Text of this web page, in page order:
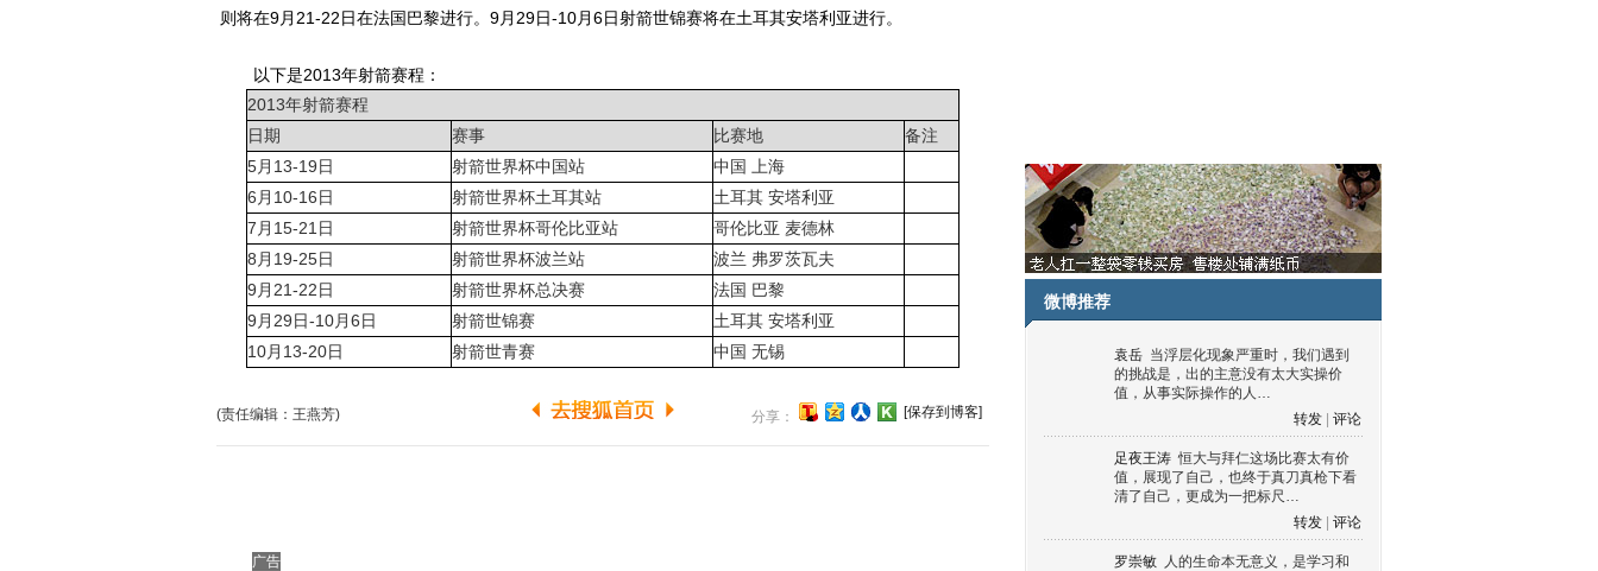
则将在9月21-22日在法国巴黎进行。9月29日-10月6日射箭世锦赛将在土耳其安塔利亚进行。
以下是2013年射箭赛程：
2013年射箭赛程
日期
赛事 比赛地
备注
5月13-19日
射箭世界杯中国站
中国 上海
6月10-16日
射箭世界杯土耳其站
土耳其 安塔利亚
7月15-21日
射箭世界杯哥伦比亚站
哥伦比亚 麦德林
8月19-25日
射箭世界杯波兰站
波兰 弗罗茨瓦夫
9月21-22日
射箭世界杯总决赛
法国 巴黎
9月29日-10月6日
射箭世锦赛
土耳其 安塔利亚
10月13-20日
射箭世青赛 中国 无锡
(责任编辑：王燕芳) 分享： [保存到博客]
广告
微博推荐
袁岳 当浮层化现象严重时，我们遇到
的挑战是，出的主意没有太大实操价
值，从事实际操作的人…
转发
评论
足夜王涛 恒大与拜仁这场比赛太有价
值，展现了自己，也终于真刀真枪下看
清了自己，更成为一把标尺…
转发
评论
罗崇敏 人的生命本无意义，是学习和